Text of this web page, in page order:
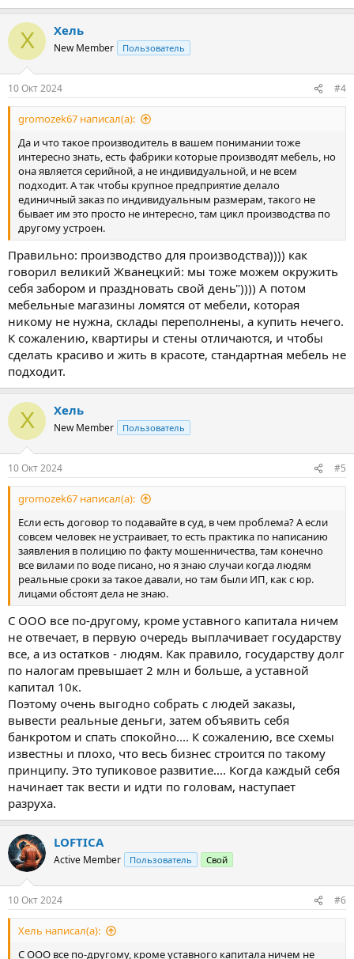
Х Хель
New Member Пользователь
10 Окт 2024 #4
gromozek67 написал(а):
Да и что такое производитель в вашем понимании тоже
интересно знать, есть фабрики которые производят мебель, но
она является серийной, а не индивидуальной, и не всем
подходит. А так чтобы крупное предприятие делало
единичный заказ по индивидуальным размерам, такого не
бывает им это просто не интересно, там цикл производства по
другому устроен.
Правильно: производство для производства)))) как
говорил великий Жванецкий: мы тоже можем окружить
себя забором и праздновать свой день")))) А потом
мебельные магазины ломятся от мебели, которая
никому не нужна, склады переполнены, а купить нечего.
К сожалению, квартиры и стены отличаются, и чтобы
сделать красиво и жить в красоте, стандартная мебель не
подходит.
Х Хель
New Member Пользователь
10 Окт 2024 #5
gromozek67 написал(а):
Если есть договор то подавайте в суд, в чем проблема? А если
совсем человек не устраивает, то есть практика по написанию
заявления в полицию по факту мошенничества, там конечно
все вилами по воде писано, но я знаю случаи когда людям
реальные сроки за такое давали, но там были ИП, как с юр.
лицами обстоят дела не знаю.
С ООО все по-другому, кроме уставного капитала ничем
не отвечает, в первую очередь выплачивает государству
все, а из остатков - людям. Как правило, государству долг
по налогам превышает 2 млн и больше, а уставной
капитал 10к.
Поэтому очень выгодно собрать с людей заказы,
вывести реальные деньги, затем объявить себя
банкротом и спать спокойно.... К сожалению, все схемы
известны и плохо, что весь бизнес строится по такому
принципу. Это тупиковое развитие.... Когда каждый себя
начинает так вести и идти по головам, наступает
разруха.
LOFTICA
Active Member Пользователь Свой
10 Окт 2024 #6
Хель написал(а):
С ООО все по-другому, кроме уставного капитала ничем не